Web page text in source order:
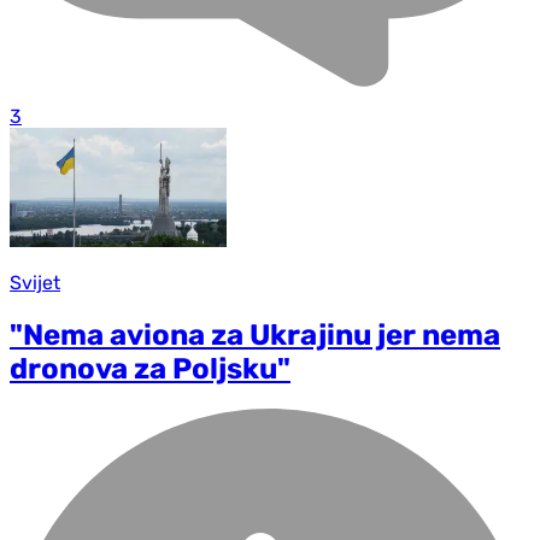
3
Svijet
"Nema aviona za Ukrajinu jer nema
dronova za Poljsku"